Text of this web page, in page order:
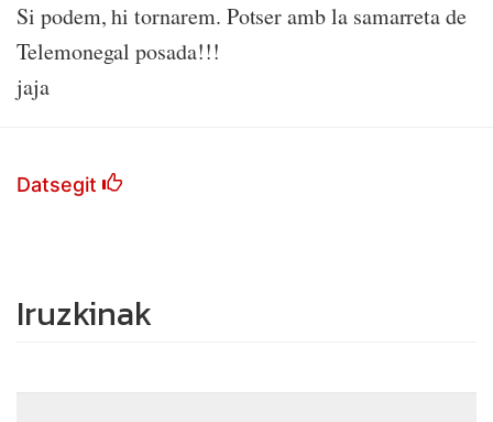
Si podem, hi tornarem. Potser amb la samarreta de
Telemonegal posada!!!
jaja
Datsegit
Iruzkinak